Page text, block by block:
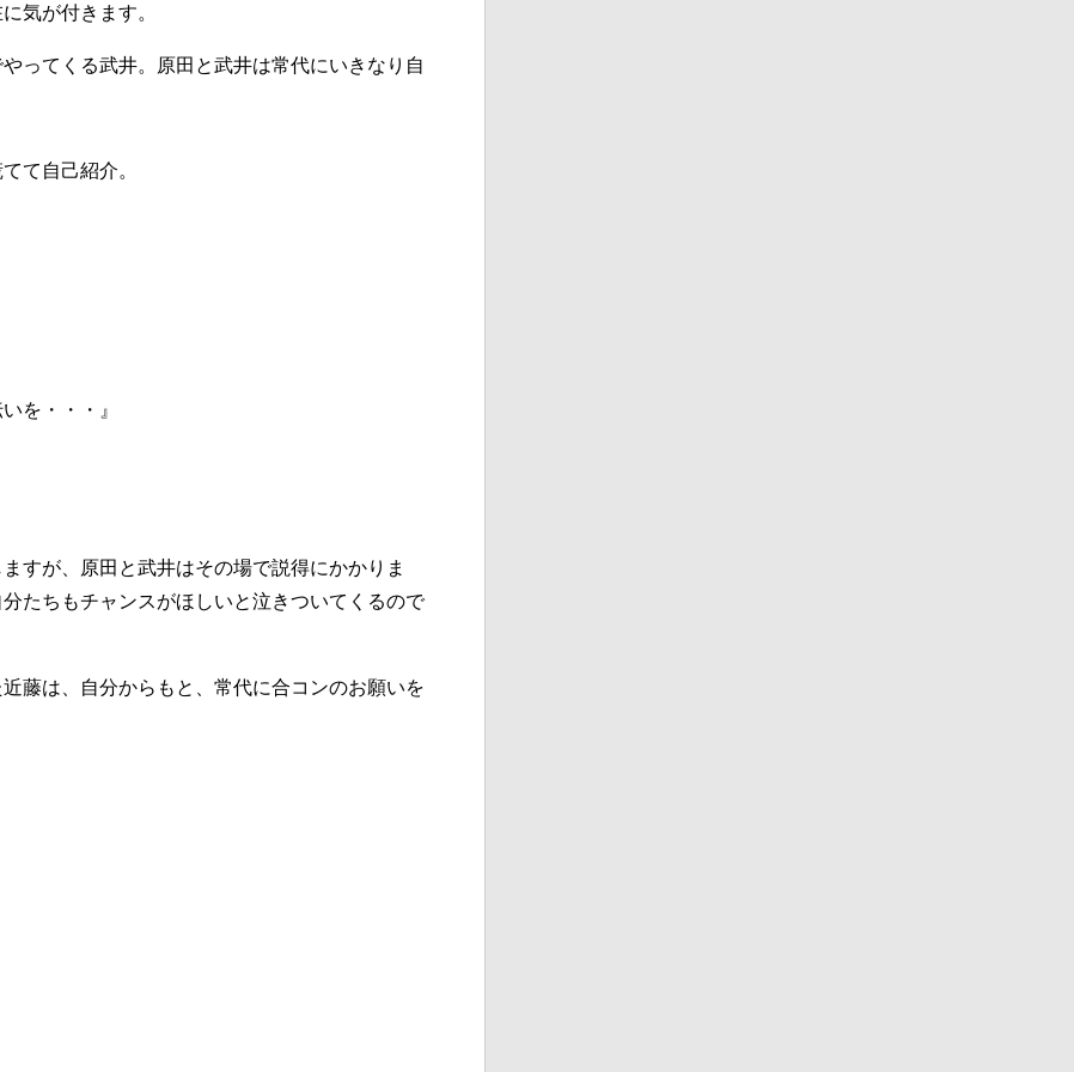
気が付きます。
ってくる武井。原田と武井は常代にいきなり自
て自己紹介。
を・・・』
すが、原田と武井はその場で説得にかかりま
たちもチャンスがほしいと泣きついてくるので
藤は、自分からもと、常代に合コンのお願いを